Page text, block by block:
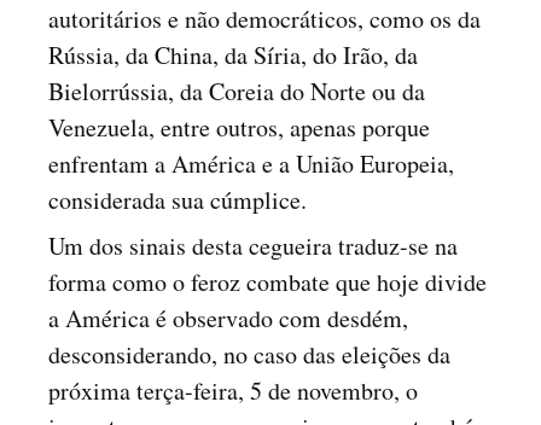
autoritários e não democráticos, como os da
Rússia, da China, da Síria, do Irão, da
Bielorrússia, da Coreia do Norte ou da
Venezuela, entre outros, apenas porque
enfrentam a América e a União Europeia,
considerada sua cúmplice.
Um dos sinais desta cegueira traduz-se na
forma como o feroz combate que hoje divide
a América é observado com desdém,
desconsiderando, no caso das eleições da
próxima terça-feira, 5 de novembro, o